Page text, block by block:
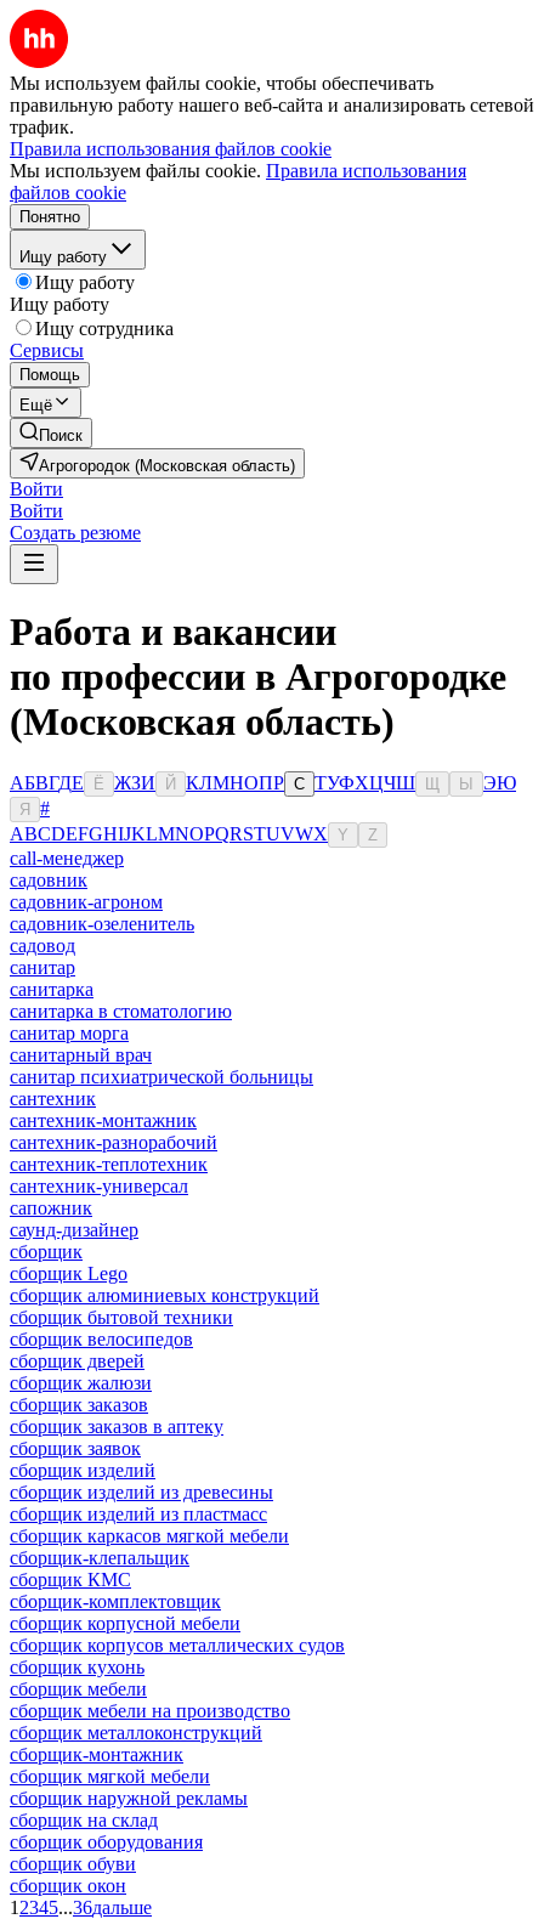
Мы используем файлы cookie, чтобы обеспечивать
правильную работу нашего веб-сайта и анализировать сетевой
трафик.
Правила использования файлов cookie
Мы используем файлы cookie. Правила использования
файлов cookie
Понятно
Ищу работу
Ищу работу
Ищу работу
Ищу сотрудника
Сервисы
Помощь
Ещё
Поиск
Агрогородок (Московская область)
Войти
Войти
Создать резюме
Работа и вакансии
по профессии в Агрогородке
(Московская область)
АБВГДЕ Ё ЖЗИ Й КЛМНОПР С ТУФХЦЧШ Ы ЭЮ
Я
#
ABCDEFGHIJKLMNOPQRSTUVWX Y Z
сall-менеджер
садовник
садовник-агроном
садовник-озеленитель
садовод
санитар
санитарка
санитарка в стоматологию
санитар морга
санитарный врач
санитар психиатрической больницы
сантехник
сантехник-монтажник
сантехник-разнорабочий
сантехник-теплотехник
сантехник-универсал
сапожник
саунд-дизайнер
сборщик
сборщик Lego
сборщик алюминиевых конструкций
сборщик бытовой техники
сборщик велосипедов
сборщик дверей
сборщик жалюзи
сборщик заказов
сборщик заказов в аптеку
сборщик заявок
сборщик изделий
сборщик изделий из древесины
сборщик изделий из пластмасс
сборщик каркасов мягкой мебели
сборщик-клепальщик
сборщик КМС
сборщик-комплектовщик
сборщик корпусной мебели
сборщик корпусов металлических судов
сборщик кухонь
сборщик мебели
сборщик мебели на производство
сборщик металлоконструкций
сборщик-монтажник
сборщик мягкой мебели
сборщик наружной рекламы
сборщик на склад
сборщик оборудования
сборщик обуви
сборщик окон
1 2345...36дальше